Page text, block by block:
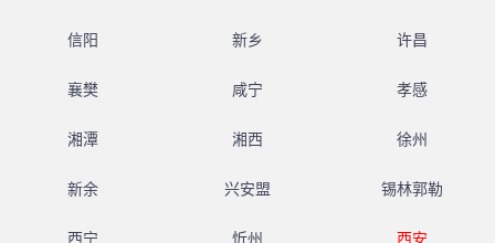
信阳 新乡 许昌
襄樊 咸宁 孝感
湘潭 湘西 徐州
新余 兴安盟 锡林郭勒
西宁 忻州 西安